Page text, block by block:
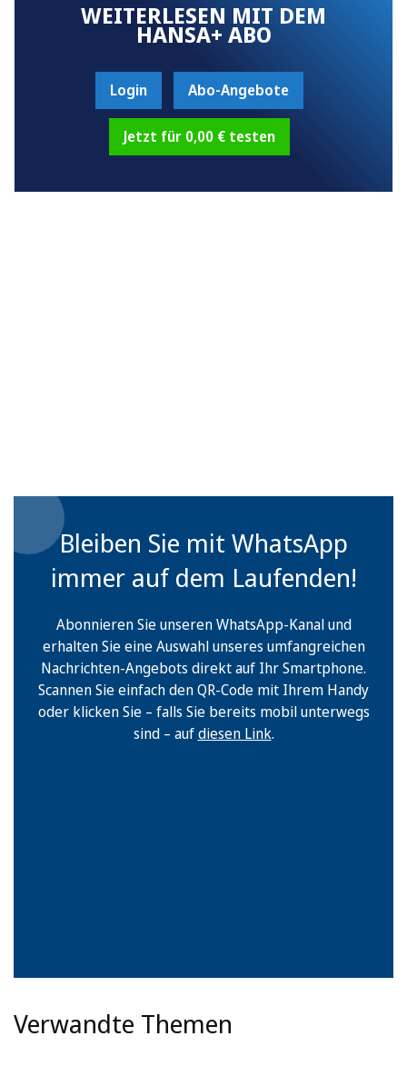
WEITERLESEN MIT DEM
HANSA+ ABO
Login Abo-Angebote
Jetzt für 0,00 € testen
Bleiben Sie mit WhatsApp
immer auf dem Laufenden!
Abonnieren Sie unseren WhatsApp-Kanal und
erhalten Sie eine Auswahl unseres umfangreichen
Nachrichten-Angebots direkt auf Ihr Smartphone.
Scannen Sie einfach den QR-Code mit Ihrem Handy
oder klicken Sie – falls Sie bereits mobil unterwegs
sind – aufdiesen Link.
Verwandte Themen